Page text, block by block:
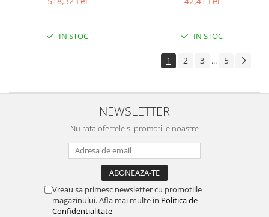
IN STOC IN STOC
1 2 3 ... 5
NEWSLETTER
Nu rata ofertele si promotiile noastre
Vreau sa primesc newsletter cu promotiile
magazinului. Afla mai multe in Politica de
Confidentialitate